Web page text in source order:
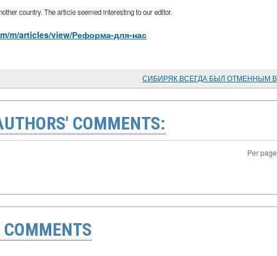
country. The article seemed interesting to our editor.
m/articles/view/Реформа-для-нас
СИБИРЯК ВСЕГДА БЫЛ ОТМЕННЫМ
COMMENTS:
Per
COMMENTS